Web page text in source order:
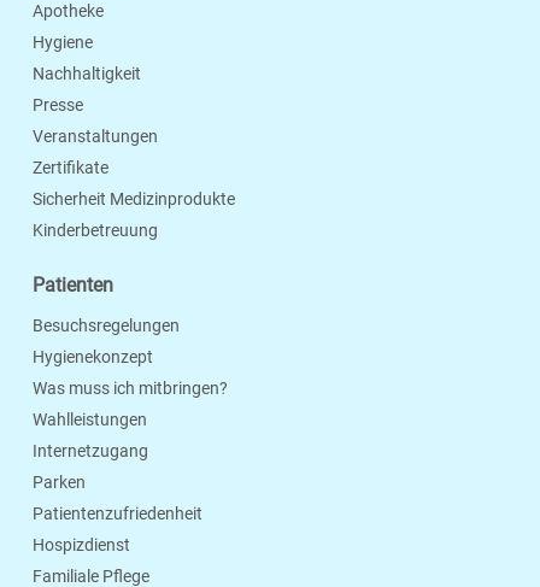
Apotheke
Hygiene
Nachhaltigkeit
Presse
Veranstaltungen
Zertifikate
Sicherheit Medizinprodukte
Kinderbetreuung
Patienten
Besuchsregelungen
Hygienekonzept
Was muss ich mitbringen?
Wahlleistungen
Internetzugang
Parken
Patientenzufriedenheit
Hospizdienst
Familiale Pflege